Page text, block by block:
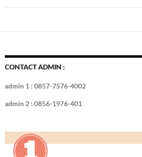
CONTACT ADMIN :
admin 1 : 0857-7576-4002
admin 2 : 0856-1976-401